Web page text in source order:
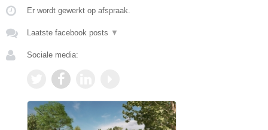
Er wordt gewerkt op afspraak.
Laatste facebook posts ▼
Sociale media: